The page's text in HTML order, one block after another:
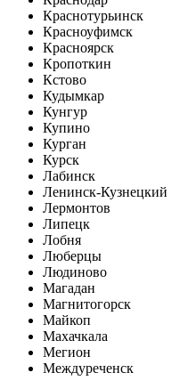
Краснотурьинск
Красноуфимск
Красноярск
Кропоткин
Кстово
Кудымкар
Кунгур
Купино
Курган
Курск
Лабинск
Ленинск-Кузнецкий
Лермонтов
Липецк
Лобня
Люберцы
Людиново
Магадан
Магнитогорск
Майкоп
Махачкала
Мегион
Междуреченск